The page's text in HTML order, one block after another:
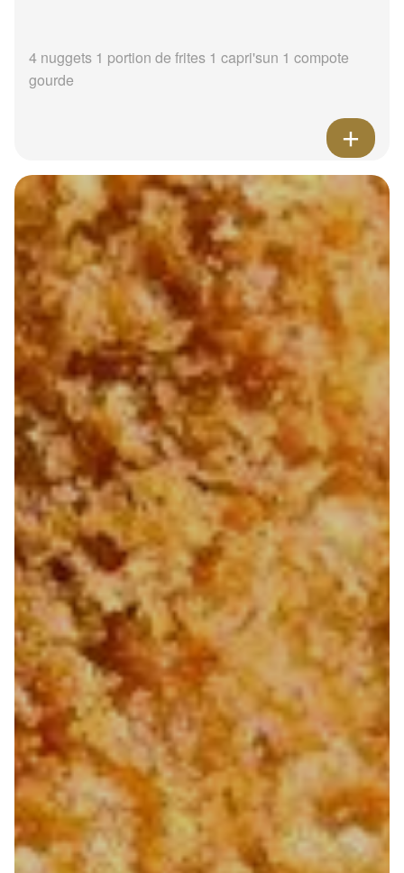
4 nuggets 1 portion de frites 1 capri'sun 1 compote
gourde